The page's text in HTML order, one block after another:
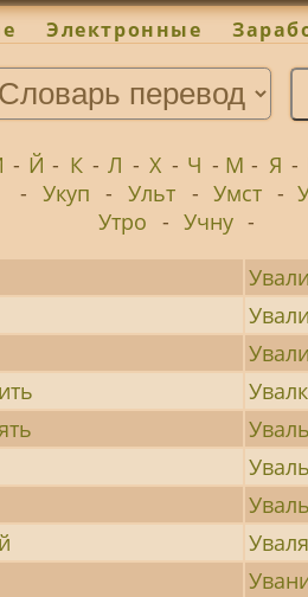
Электронные
- Й - К - Л - Х - Ч - М - Я -
- Укуп - Ульт - Умст -
Утро - Учну -